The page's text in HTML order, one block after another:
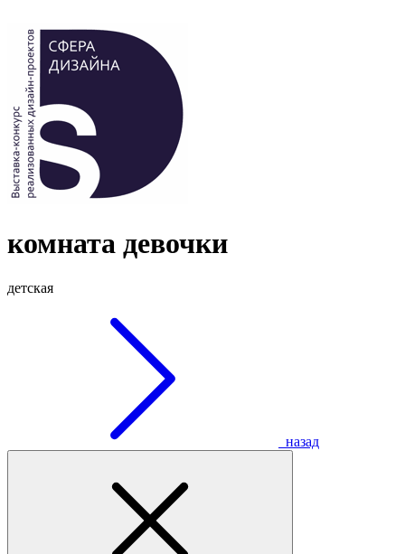
комната девочки
детская
назад